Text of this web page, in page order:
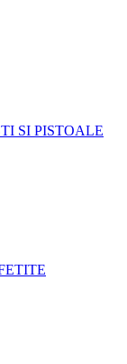
SI PISTOALE